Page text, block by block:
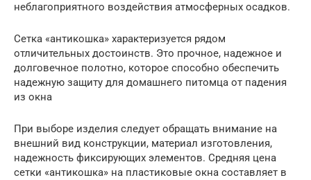
неблагоприятного воздействия атмосферных осадков.
Сетка «антикошка» характеризуется рядом
отличительных достоинств. Это прочное, надежное и
долговечное полотно, которое способно обеспечить
надежную защиту для домашнего питомца от падения
из окна
При выборе изделия следует обращать внимание на
внешний вид конструкции, материал изготовления,
надежность фиксирующих элементов. Средняя цена
сетки «антикошка» на пластиковые окна составляет в